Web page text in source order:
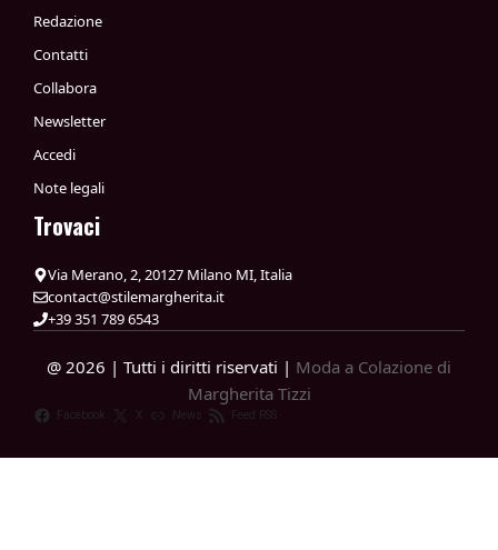
Redazione
Contatti
Collabora
Newsletter
Accedi
Note legali
Trovaci
Via Merano, 2, 20127 Milano MI, Italia
contact@stilemargherita.it
+39 351 789 6543
@ 2026 | Tutti i diritti riservati | Moda a Colazione di
Margherita Tizzi
Facebook X News Feed RSS